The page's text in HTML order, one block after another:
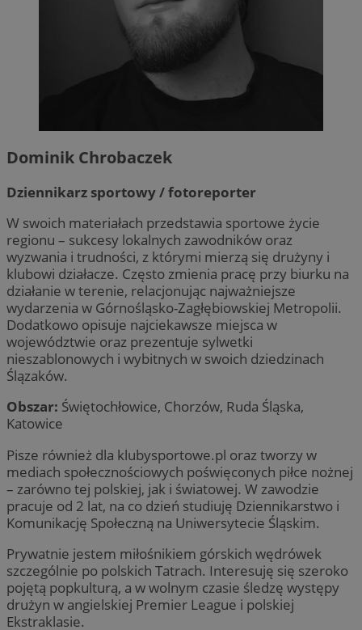
Dominik Chrobaczek
Dziennikarz sportowy / fotoreporter
W swoich materiałach przedstawia sportowe życie
regionu – sukcesy lokalnych zawodników oraz
wyzwania i trudności, z którymi mierzą się drużyny i
klubowi działacze. Często zmienia pracę przy biurku na
działanie w terenie, relacjonując najważniejsze
wydarzenia w Górnośląsko-Zagłębiowskiej Metropolii.
Dodatkowo opisuje najciekawsze miejsca w
województwie oraz prezentuje sylwetki
nieszablonowych i wybitnych w swoich dziedzinach
Ślązaków.
Obszar: Świętochłowice, Chorzów, Ruda Śląska,
Katowice
Pisze również dla klubysportowe.pl oraz tworzy w
mediach społecznościowych poświęconych piłce nożnej
– zarówno tej polskiej, jak i światowej. W zawodzie
pracuje od 2 lat, na co dzień studiuję Dziennikarstwo i
Komunikację Społeczną na Uniwersytecie Śląskim.
Prywatnie jestem miłośnikiem górskich wędrówek
szczególnie po polskich Tatrach. Interesuję się szeroko
pojętą popkulturą, a w wolnym czasie śledzę występy
drużyn w angielskiej Premier League i polskiej
Ekstraklasie.